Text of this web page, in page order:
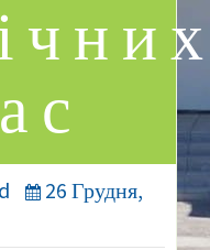
26 Грудня,